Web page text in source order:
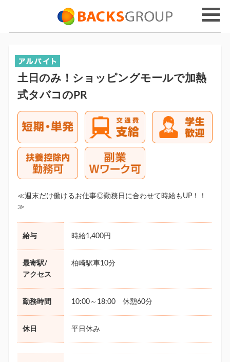
土日のみ！ショッピングモールで加熱
式タバコのPR
≪週末だけ働けるお仕事◎勤務日に合わせて時給もUP！！
≫
給与 時給1,400円
最寄駅/
アクセス
柏崎駅車10分
勤務時間 10:00～18:00 休憩60分
休日 平日休み